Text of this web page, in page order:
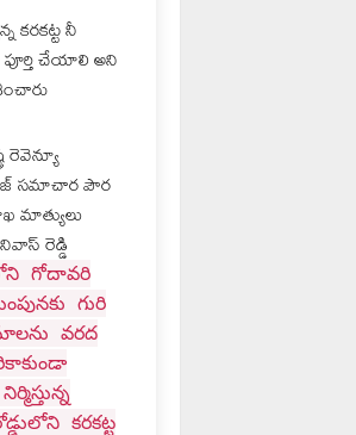
కరకట్ట నీ
చేయాలి అని
రెవెన్యూ
సమాచార పౌర
మాత్యులు
రెడ్డి
గోదావరి
గురి
వరద
కరకట్ట